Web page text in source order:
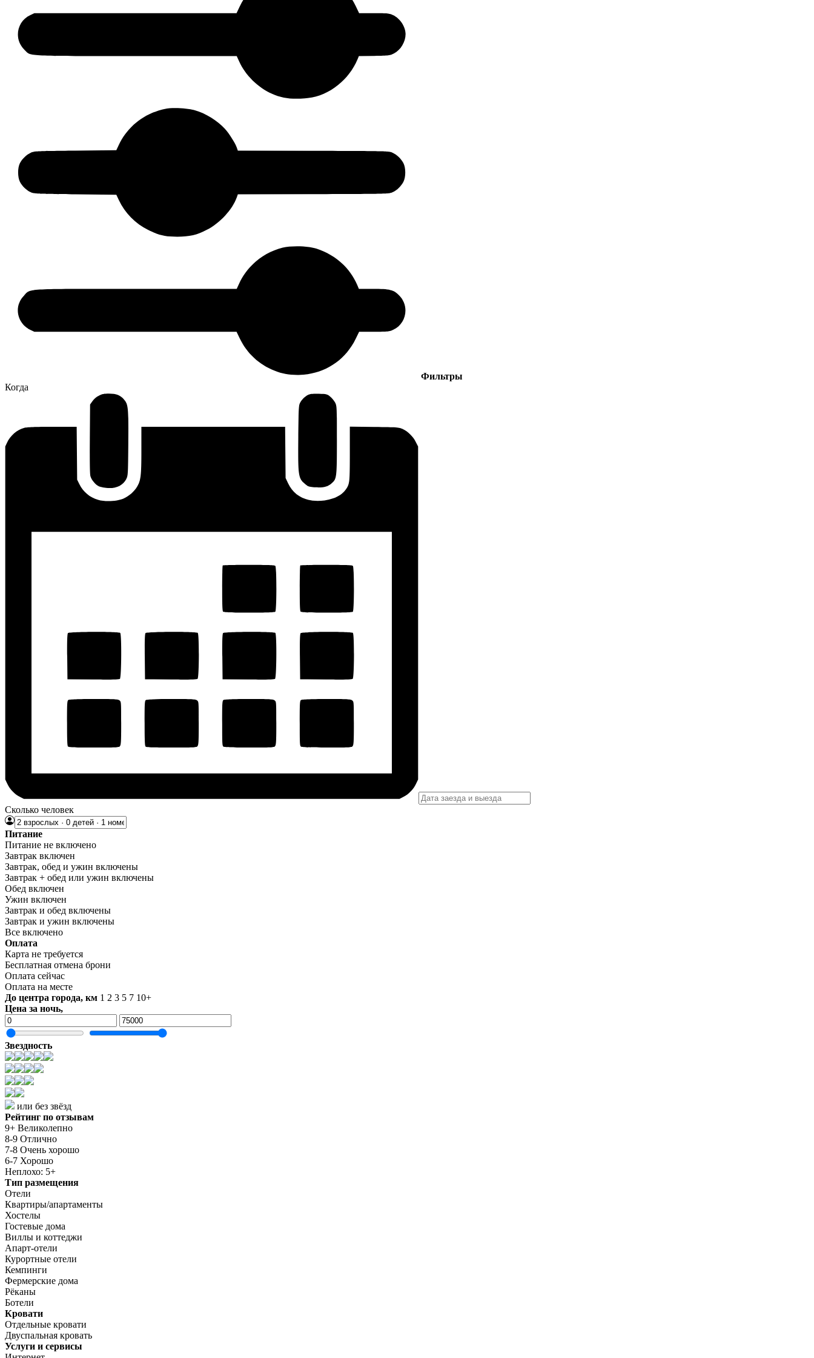
Фильтры
Когда
Сколько человек
Питание
Питание не включено
Завтрак включен
Завтрак, обед и ужин включены
Завтрак + обед или ужин включены
Обед включен
Ужин включен
Завтрак и обед включены
Завтрак и ужин включены
Все включено
Оплата
Карта не требуется
Бесплатная отмена брони
Оплата сейчас
Оплата на месте
До центра города, км 1 2 3 5 7 10+
Цена за ночь,
Звездность
или без звёзд
Рейтинг по отзывам
9+ Великолепно
8-9 Отлично
7-8 Очень хорошо
6-7 Хорошо
Неплохо: 5+
Тип размещения
Отели
Квартиры/апартаменты
Хостелы
Гостевые дома
Виллы и коттеджи
Апарт-отели
Курортные отели
Кемпинги
Фермерские дома
Рёканы
Ботели
Кровати
Отдельные кровати
Двуспальная кровать
Услуги и сервисы